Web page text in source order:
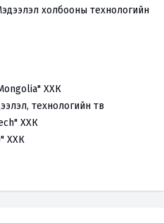
холбооны технологийн
ХХК
технологийн төв
ХХК
ХХК